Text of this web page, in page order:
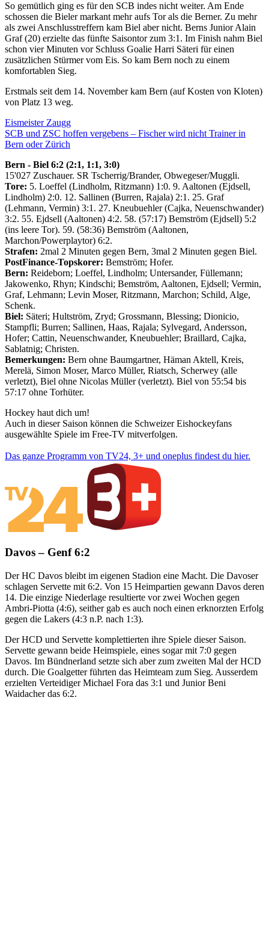
So gemütlich ging es für den SCB indes nicht weiter. Am Ende
schossen die Bieler markant mehr aufs Tor als die Berner. Zu mehr
als zwei Anschlusstreffern kam Biel aber nicht. Berns Junior Alain
Graf (20) erzielte das fünfte Saisontor zum 3:1. Im Finish nahm Biel
schon vier Minuten vor Schluss Goalie Harri Säteri für einen
zusätzlichen Stürmer vom Eis. So kam Bern noch zu einem
komfortablen Sieg.
Erstmals seit dem 14. November kam Bern (auf Kosten von Kloten)
von Platz 13 weg.
Eismeister Zaugg
SCB und ZSC hoffen vergebens – Fischer wird nicht Trainer in
Bern oder Zürich
Bern - Biel 6:2 (2:1, 1:1, 3:0)
15'027 Zuschauer. SR Tscherrig/Brander, Obwegeser/Muggli.
Tore: 5. Loeffel (Lindholm, Ritzmann) 1:0. 9. Aaltonen (Ejdsell,
Lindholm) 2:0. 12. Sallinen (Burren, Rajala) 2:1. 25. Graf
(Lehmann, Vermin) 3:1. 27. Kneubuehler (Cajka, Neuenschwander)
3:2. 55. Ejdsell (Aaltonen) 4:2. 58. (57:17) Bemström (Ejdsell) 5:2
(ins leere Tor). 59. (58:36) Bemström (Aaltonen,
Marchon/Powerplaytor) 6:2.
Strafen: 2mal 2 Minuten gegen Bern, 3mal 2 Minuten gegen Biel.
PostFinance-Topskorer: Bemström; Hofer.
Bern: Reideborn; Loeffel, Lindholm; Untersander, Füllemann;
Jakowenko, Rhyn; Kindschi; Bemström, Aaltonen, Ejdsell; Vermin,
Graf, Lehmann; Levin Moser, Ritzmann, Marchon; Schild, Alge,
Schenk.
Biel: Säteri; Hultström, Zryd; Grossmann, Blessing; Dionicio,
Stampfli; Burren; Sallinen, Haas, Rajala; Sylvegard, Andersson,
Hofer; Cattin, Neuenschwander, Kneubuehler; Braillard, Cajka,
Sablatnig; Christen.
Bemerkungen: Bern ohne Baumgartner, Häman Aktell, Kreis,
Merelä, Simon Moser, Marco Müller, Riatsch, Scherwey (alle
verletzt), Biel ohne Nicolas Müller (verletzt). Biel von 55:54 bis
57:17 ohne Torhüter.
Hockey haut dich um!
Auch in dieser Saison können die Schweizer Eishockeyfans
ausgewählte Spiele im Free-TV mitverfolgen.
Das ganze Programm von TV24, 3+ und oneplus findest du hier.
Davos – Genf 6:2
Der HC Davos bleibt im eigenen Stadion eine Macht. Die Davoser
schlagen Servette mit 6:2. Von 15 Heimpartien gewann Davos deren
14. Die einzige Niederlage resultierte vor zwei Wochen gegen
Ambri-Piotta (4:6), seither gab es auch noch einen erknorzten Erfolg
gegen die Lakers (4:3 n.P. nach 1:3).
Der HCD und Servette komplettierten ihre Spiele dieser Saison.
Servette gewann beide Heimspiele, eines sogar mit 7:0 gegen
Davos. Im Bündnerland setzte sich aber zum zweiten Mal der HCD
durch. Die Goalgetter führten das Heimteam zum Sieg. Ausserdem
erzielten Verteidiger Michael Fora das 3:1 und Junior Beni
Waidacher das 6:2.